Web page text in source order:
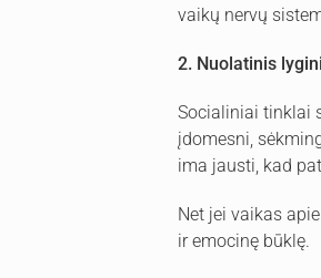
vaikų nervų
2. Nuolatinis
Socialiniai tinklai
įdomesni,
ima jausti, kad
Net jei vaikas
ir emocinę būklę.